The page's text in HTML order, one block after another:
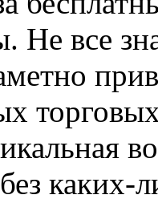
Не все
каких-